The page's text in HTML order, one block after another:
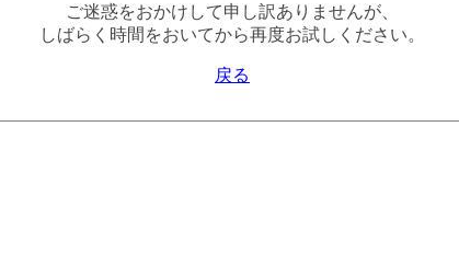
ご迷惑をおかけして申し訳ありませんが、
しばらく時間をおいてから再度お試しください。
戻る